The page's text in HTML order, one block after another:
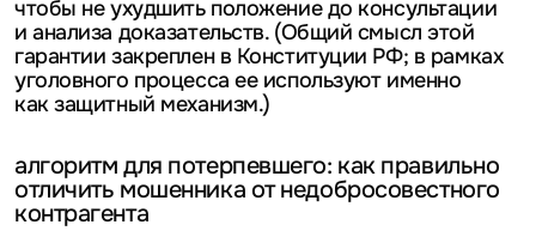
чтобы не ухудшить положение до консультации
и анализа доказательств. (Общий смысл этой
гарантии закреплен в Конституции РФ; в рамках
уголовного процесса ее используют именно
как защитный механизм.)
алгоритм для потерпевшего: как правильно
отличить мошенника от недобросовестного
контрагента